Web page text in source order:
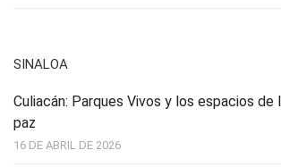
SINALOA
Culiacán: Parques Vivos y los espacios de
paz
16 DE ABRIL DE 2026